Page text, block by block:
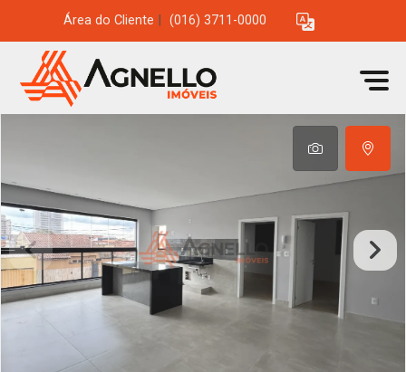
Área do Cliente (016) 3711-0000